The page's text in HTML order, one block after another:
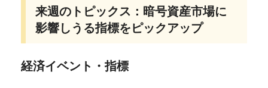
来週のトピックス：暗号資産市場に
影響しうる指標をピックアップ
経済イベント・指標